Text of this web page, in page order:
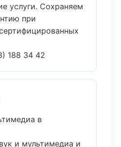
услуги. Сохраняем
при
188 34 42
в
и мультимедиа и